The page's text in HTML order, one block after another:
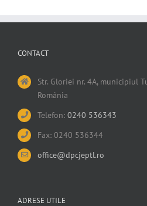
CONTACT
Str. Gloriei nr. 4A, municipiul
România
Telefon: 0240 536343
Fax: 0240 536344
office@dpcjeptl.ro
ADRESE UTILE